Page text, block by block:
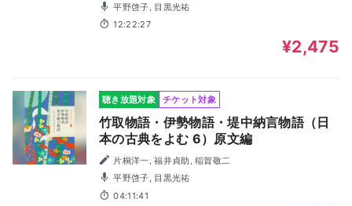
平野啓子, 目黒光祐
12:22:27
¥2,475
聴き放題対象 チケット対象
竹取物語・伊勢物語・堤中納言物語（日
本の古典をよむ 6）原文編
片桐洋一, 福井貞助, 稲賀敬二
平野啓子, 目黒光祐
04:11:41